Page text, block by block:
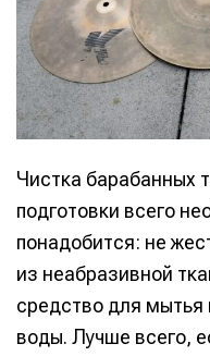
Чистка барабанных
подготовки всего
понадобится: не
из неабразивной
средство для мытья
воды. Лучше всего,